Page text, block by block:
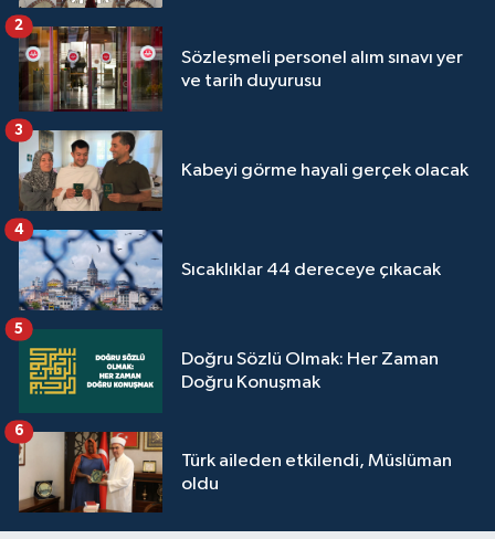
Sözleşmeli personel alım sınavı yer
ve tarih duyurusu
2
Kabeyi görme hayali gerçek olacak
3
Sıcaklıklar 44 dereceye çıkacak
4
Doğru Sözlü Olmak: Her Zaman
Doğru Konuşmak
5
Türk aileden etkilendi, Müslüman
oldu
6
Tokat Müftülüğü
Trabzon Müftülüğü
Tunceli Müftülüğü
Uşak Müftülüğü
Van Müftülüğü
Yalova Müftülüğü
Yozgat Müftülüğü
Zonguldak Müftülüğü